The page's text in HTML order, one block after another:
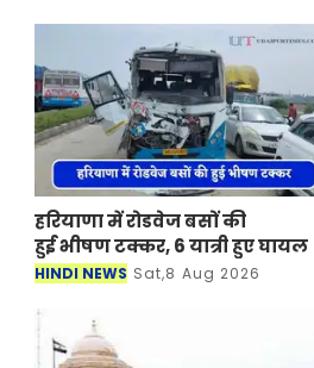
हरियाणा में रोडवेज बसों की
हुई भीषण टक्कर, 6 यात्री हुए घायल
HINDI NEWS Sat,8 Aug 2026